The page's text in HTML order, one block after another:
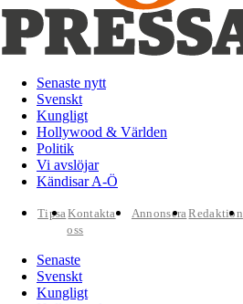
Senaste nytt
Svenskt
Kungligt
Hollywood & Världen
Politik
Vi avslöjar
Kändisar A-Ö
TipsaKontakta
oss
AnnonseraRedaktion
Senaste
Svenskt
Kungligt